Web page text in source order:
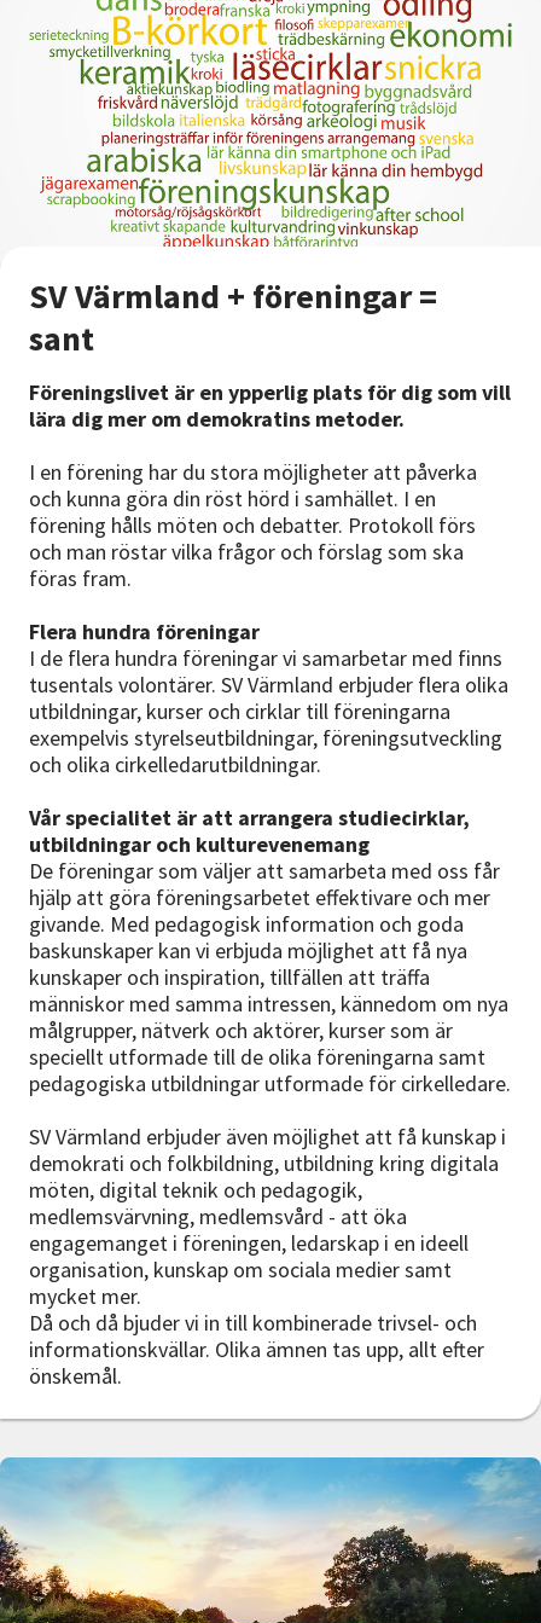
SV Värmland + föreningar =
sant
Föreningslivet är en ypperlig plats för dig som vill
lära dig mer om demokratins metoder.
I en förening har du stora möjligheter att påverka
och kunna göra din röst hörd i samhället. I en
förening hålls möten och debatter. Protokoll förs
och man röstar vilka frågor och förslag som ska
föras fram.
Flera hundra föreningar
I de flera hundra föreningar vi samarbetar med finns
tusentals volontärer. SV Värmland erbjuder flera olika
utbildningar, kurser och cirklar till föreningarna
exempelvis styrelseutbildningar, föreningsutveckling
och olika cirkelledarutbildningar.
Vår specialitet är att arrangera studiecirklar,
utbildningar och kulturevenemang
De föreningar som väljer att samarbeta med oss får
hjälp att göra föreningsarbetet effektivare och mer
givande. Med pedagogisk information och goda
baskunskaper kan vi erbjuda möjlighet att få nya
kunskaper och inspiration, tillfällen att träffa
människor med samma intressen, kännedom om nya
målgrupper, nätverk och aktörer, kurser som är
speciellt utformade till de olika föreningarna samt
pedagogiska utbildningar utformade för cirkelledare.
SV Värmland erbjuder även möjlighet att få kunskap i
demokrati och folkbildning, utbildning kring digitala
möten, digital teknik och pedagogik,
medlemsvärvning, medlemsvård - att öka
engagemanget i föreningen, ledarskap i en ideell
organisation, kunskap om sociala medier samt
mycket mer.
Då och då bjuder vi in till kombinerade trivsel- och
informationskvällar. Olika ämnen tas upp, allt efter
önskemål.